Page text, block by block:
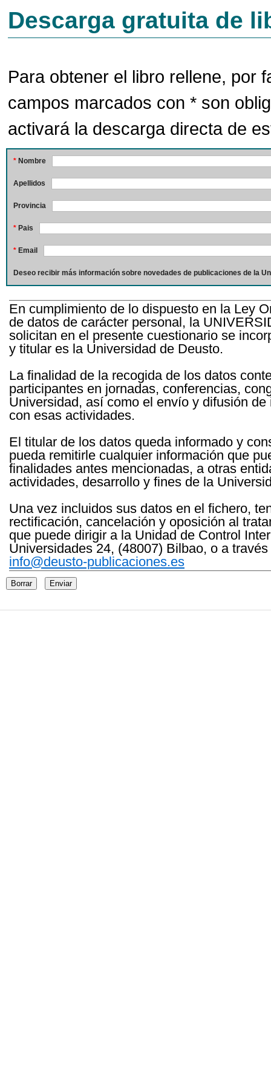
Descarga gratuita de
Para obtener el libro rellene, por
campos marcados con * son
activará la descarga directa de
* Nombre
Apellidos
Provincia
* Pais
* Email
Deseo recibir más información sobre novedades de publicaciones de la
En cumplimiento de lo dispuesto en la Ley
de datos de carácter personal, la
solicitan en el presente cuestionario se
y titular es la Universidad de Deusto.
La finalidad de la recogida de los datos
participantes en jornadas, conferencias,
Universidad, así como el envío y difusión
con esas actividades.
El titular de los datos queda informado y
pueda remitirle cualquier información que
finalidades antes mencionadas, a otras
actividades, desarrollo y fines de la
Una vez incluidos sus datos en el fichero,
rectificación, cancelación y oposición al
que puede dirigir a la Unidad de Control
Universidades 24, (48007) Bilbao, o a
info@deusto-publicaciones.es
Borrar Enviar